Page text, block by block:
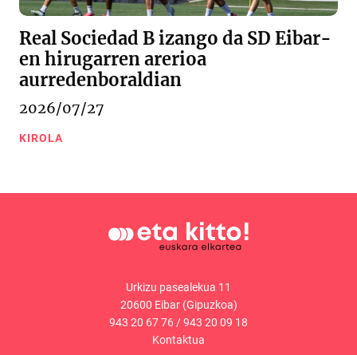
Real Sociedad B izango da SD Eibar-
en hirugarren arerioa
aurredenboraldian
2026/07/27
KIROLA
Urkizu pasealekua 11
20600 Eibar (Gipuzkoa)
943 20 67 76 /943 20 09 18
Kontaktua